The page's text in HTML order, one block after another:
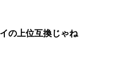
の上位互換じゃね